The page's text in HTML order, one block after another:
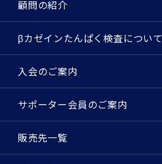
顧問の紹介
βカゼインたんぱく検査について
入会のご案内
サポーター会員のご案内
販売先一覧